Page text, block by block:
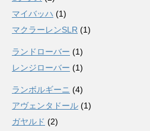
マイバッハ (1)
マクラーレンSLR (1)
ランドローバー (1)
レンジローバー (1)
ランボルギーニ (4)
アヴェンタドール (1)
ガヤルド (2)